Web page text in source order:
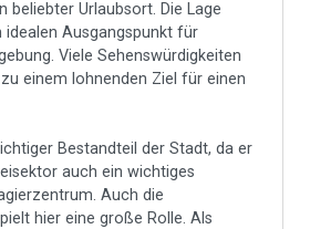
beliebter Urlaubsort. Die Lage
Ausgangspunkt für
Viele Sehenswürdigkeiten
einem lohnenden Ziel für einen
Bestandteil der Stadt, da er
auch ein wichtiges
Auch die
hier eine große Rolle. Als